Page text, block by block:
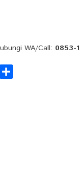
WA/Call: 0853-